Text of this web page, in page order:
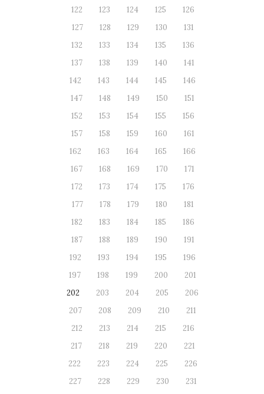
122
123 124 125
126
127
128 129 130
131
132
133 134 135
136
137
138 139 140
141
142
143 144 145
146
147
148 149 150
151
152
153 154 155
156
157
158 159 160
161
162
163 164 165
166
167
168 169 170
171
172
173 174 175
176
177
178 179 180
181
182
183 184 185
186
187
188 189 190
191
192
193 194 195
196
197
198 199 200
201
202
203 204 205
206
207
208 209 210
211
212
213 214 215
216
217
218 219 220
221
222
223 224 225
226
227
228 229 230
231